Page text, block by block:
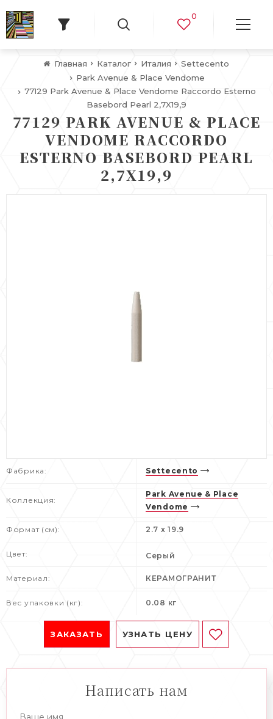
0
Главная Каталог Италия
Settecento
Park Avenue & Place Vendome
77129 Park Avenue & Place Vendome Raccordo Esterno
Basebord Pearl 2,7X19,9
77129 PARK AVENUE & PLACE
VENDOME RACCORDO
ESTERNO BASEBORD PEARL
2,7X19,9
Фабрика: Settecento
Коллекция:
Park Avenue & Place
Vendome
Формат (см): 2.7 x 19.9
Цвет: Серый
Материал: КЕРАМОГРАНИТ
Вес упаковки (кг): 0.08 кг
ЗАКАЗАТЬ УЗНАТЬ ЦЕНУ
Написать нам